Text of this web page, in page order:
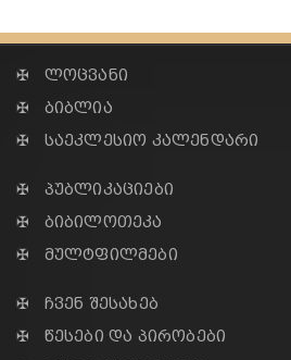
✠ ლოცვანი
✠ ბიბლია
✠ საეკლესიო კალენდარი
✠ პუბლიკაციები
✠ ბიბილოთეკა
✠ მულტფილმები
✠ ჩვენ შესახებ
✠ წესები და პირობები